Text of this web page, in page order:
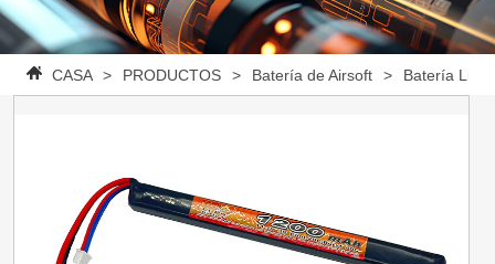
CASA > PRODUCTOS > Batería de Airsoft > Batería Li-